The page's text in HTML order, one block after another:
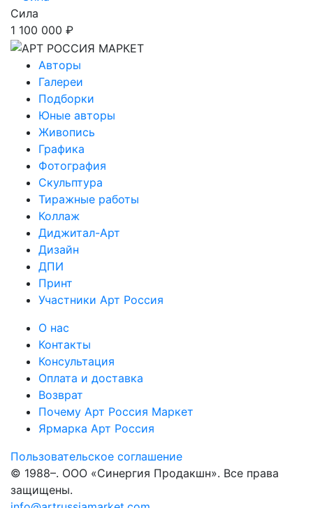
Сила
1 100 000 ₽
Авторы
Галереи
Подборки
Юные авторы
Живопись
Графика
Фотография
Скульптура
Тиражные работы
Коллаж
Диджитал-Арт
Дизайн
ДПИ
Принт
Участники Арт Россия
О нас
Контакты
Консультация
Оплата и доставка
Возврат
Почему Арт Россия Маркет
Ярмарка Арт Россия
Пользовательское соглашение
© 1988–. ООО «Синергия Продакшн». Все права
защищены.